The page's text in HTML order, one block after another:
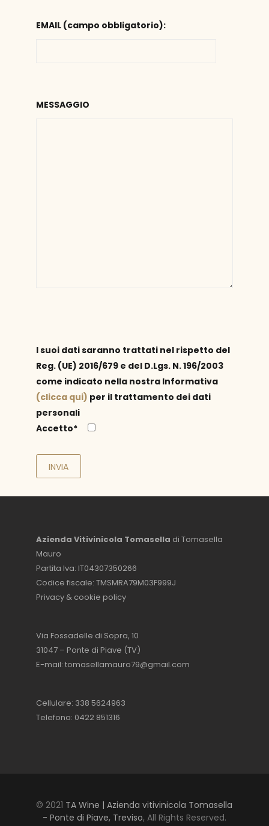
EMAIL (campo obbligatorio):
MESSAGGIO
I suoi dati saranno trattati nel rispetto del
Reg. (UE) 2016/679 e del D.Lgs. N. 196/2003
come indicato nella nostra Informativa
(clicca qui) per il trattamento dei dati
personali
Accetto*
Azienda Vitivinicola Tomasella di Tomasella
Mauro
Partita Iva: IT04307350266
Codice fiscale: TMSMRA79M03F999J
Privacy & cookie policy
Via Fossadelle di Sopra, 10
31047 – Ponte di Piave (TV)
E-mail: tomasellamauro79@gmail.com
Cellulare: 338 5624963
Telefono: 0422 851316
© 2021 TA Wine | Azienda vitivinicola Tomasella
- Ponte di Piave, Treviso, All Rights Reserved.